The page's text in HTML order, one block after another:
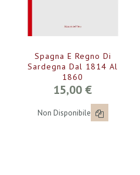
Spagna E Regno Di
Sardegna Dal 1814 Al
1860
15,00 €
Non Disponibile